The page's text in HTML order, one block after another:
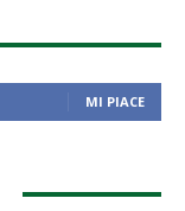
MI PIACE